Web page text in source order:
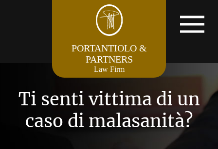
PORTANTIOLO &
PARTNERS
Law Firm
Ti senti vittima di un
caso di malasanità?